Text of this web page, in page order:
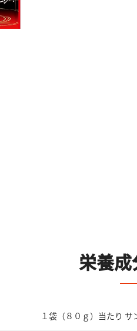
栄養
１袋（８０ｇ）当たり サ